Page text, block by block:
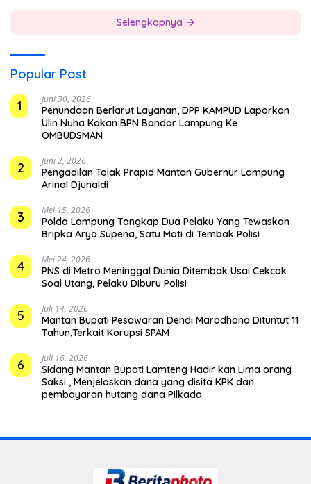
Selengkapnya
Popular Post
1
Juni 30, 2026
Penundaan Berlarut Layanan, DPP KAMPUD Laporkan
Ulin Nuha Kakan BPN Bandar Lampung Ke
OMBUDSMAN
2 Juni 2, 2026
Pengadilan Tolak Prapid Mantan Gubernur Lampung
Arinal Djunaidi
3 Mei 15, 2026
Polda Lampung Tangkap Dua Pelaku Yang Tewaskan
Bripka Arya Supena, Satu Mati di Tembak Polisi
4 Mei 24, 2026
PNS di Metro Meninggal Dunia Ditembak Usai Cekcok
Soal Utang, Pelaku Diburu Polisi
5 Juli 14, 2026
Mantan Bupati Pesawaran Dendi Maradhona Dituntut 11
Tahun,Terkait Korupsi SPAM
6 Juli 16, 2026
Sidang Mantan Bupati Lamteng Hadir kan Lima orang
Saksi , Menjelaskan dana yang disita KPK dan
pembayaran hutang dana Pilkada